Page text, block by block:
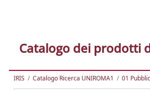
Catalogo dei prodotti
IRIS Catalogo Ricerca UNIROMA1 01